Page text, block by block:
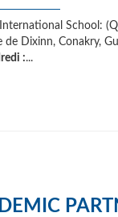
School:
de Dixinn, Conakry,
:...